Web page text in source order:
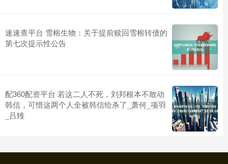
速速查平台 雪榕生物：关于提前赎回雪榕转债的
第七次提示性公告
配360配资平台 若这二人不死，刘邦根本不敢动
韩信，可惜这两个人全被韩信给杀了_萧何_项羽
_吕雉